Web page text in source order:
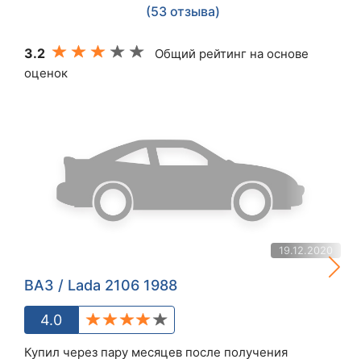
(53 отзыва)
3.2
Общий рейтинг на основе
оценок
19.12.2020
ВАЗ / Lada 2106 1988
4.0
Купил через пару месяцев после получения